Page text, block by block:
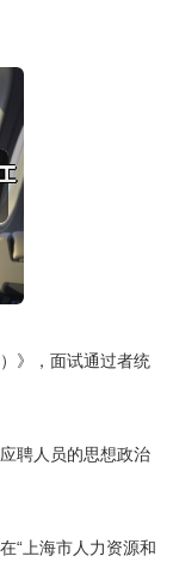
》，面试通过者统
聘人员的思想政治
“上海市人力资源和